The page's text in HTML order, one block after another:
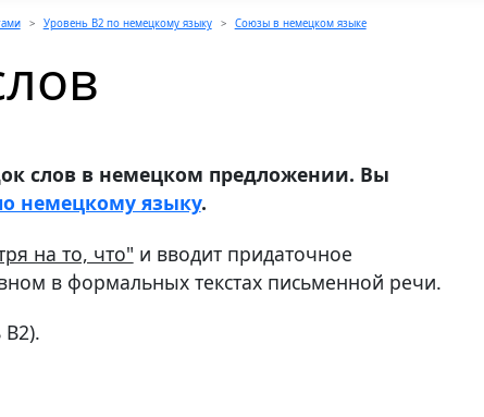
Уровень B2 по немецкому языку Союзы в немецком языке
слов в немецком предложении. Вы
немецкому языку.
на то, что" и вводит придаточное
в формальных текстах письменной речи.